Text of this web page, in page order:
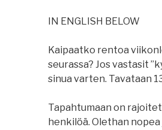
IN ENGLISH BELOW
Kaipaatko rentoa
seurassa? Jos vastasit
sinua varten. Tavataan
Tapahtumaan on
henkilöä. Olethan